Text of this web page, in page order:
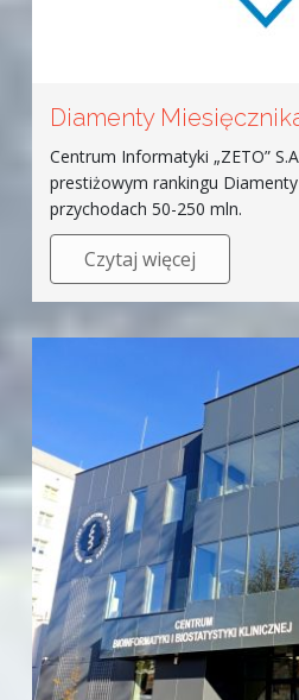
Diamenty
Centrum Informatyki „ZETO”
prestiżowym rankingu
przychodach 50-250 mln.
Czytaj więcej